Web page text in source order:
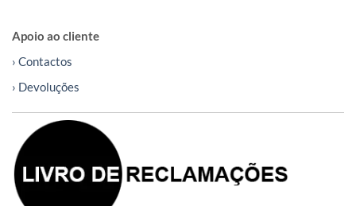
Apoio ao cliente
› Contactos
› Devoluções